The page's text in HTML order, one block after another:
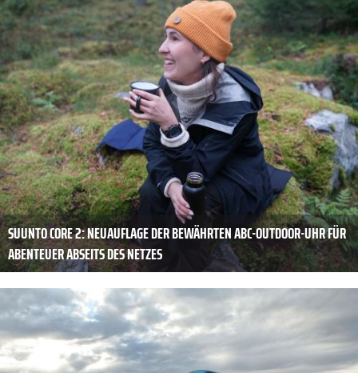
SUUNTO CORE 2: NEUAUFLAGE DER BEWÄHRTEN ABC-OUTDOOR-UHR FÜR
ABENTEUER ABSEITS DES NETZES